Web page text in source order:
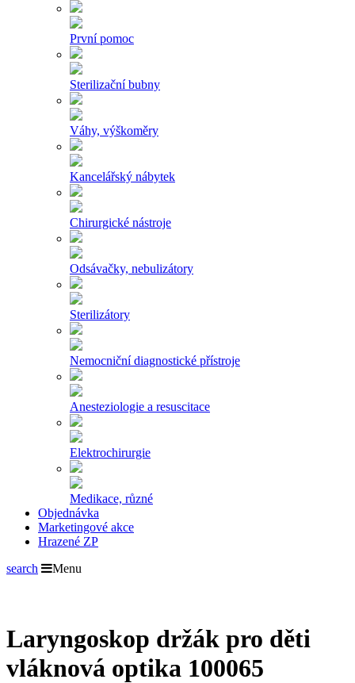
První pomoc
Sterilizační bubny
Váhy, výškoměry
Kancelářský nábytek
Chirurgické nástroje
Odsávačky, nebulizátory
Sterilizátory
Nemocniční diagnostické přístroje
Anesteziologie a resuscitace
Elektrochirurgie
Medikace, různé
Objednávka
Marketingové akce
Hrazené ZP
search
Menu
Laryngoskop držák pro děti
vláknová optika 100065